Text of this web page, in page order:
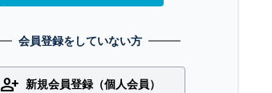
会員登録をしていない方
person_add 新規会員登録（個人会員）